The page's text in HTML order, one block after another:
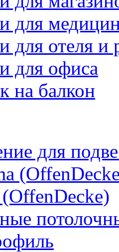
для
для отеля и
для офиса
на балкон
для